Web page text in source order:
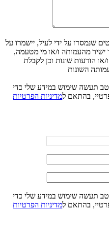
שנמסרו על ידי לעיל, יישמרו על
ישיר מהעמותה ו/או מי מטעמה,
הודעות שונות וכן לקבלת
השונות
תעשה שימוש במידע שלי כדי
בהתאם למדיניות הפרטיות
תעשה שימוש במידע שלי כדי
בהתאם למדיניות הפרטיות